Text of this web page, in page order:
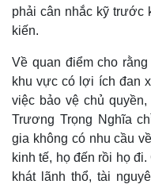
phải cân nhắc kỹ trước
kiến.
Về quan điểm cho
khu vực có lợi ích đan
việc bảo vệ chủ
Trương Trọng Nghĩa
gia không có nhu cầu
kinh tế, họ đến rồi họ
khát lãnh thổ, tài